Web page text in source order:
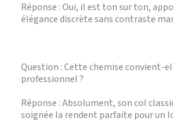
Réponse : Oui, il est ton sur ton,
élégance discrète sans contraste
Question : Cette chemise convient-
professionnel ?
Réponse : Absolument, son col
soignée la rendent parfaite pour un